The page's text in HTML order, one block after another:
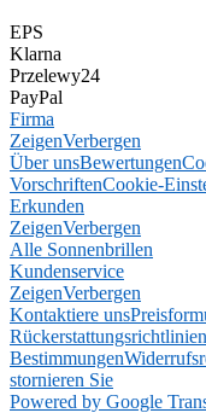
EPS
Klarna
Przelewy24
PayPal
Firma
ZeigenVerbergen
Über unsBewertungen
VorschriftenCookie-
Erkunden
ZeigenVerbergen
Alle Sonnenbrillen
Kundenservice
ZeigenVerbergen
Kontaktiere uns
Rückerstattungsrichtlinien
Bestimmungen
stornieren Sie
Powered by Google